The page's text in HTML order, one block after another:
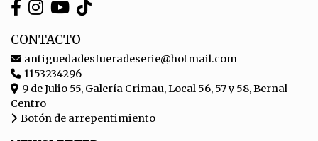
CONTACTO
antiguedadesfueradeserie@hotmail.com
1153234296
9 de Julio 55, Galería Crimau, Local 56, 57 y 58, Bernal
Centro
Botón de arrepentimiento